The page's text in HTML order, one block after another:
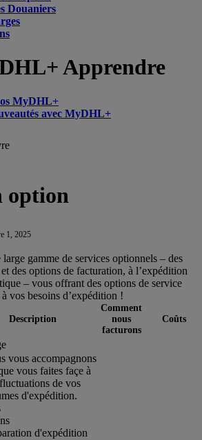
Douaniers
Apprendre
MyDHL+
avec MyDHL+
option
1, 2025
gamme de services optionnels – des
des options de facturation, à l’expédition
– vous offrant des options de service
vos besoins d’expédition !
Description
Comment
nous
facturons
Coûts
vous accompagnons
vous faites façe à
de vos
d'expédition.
d'expédition